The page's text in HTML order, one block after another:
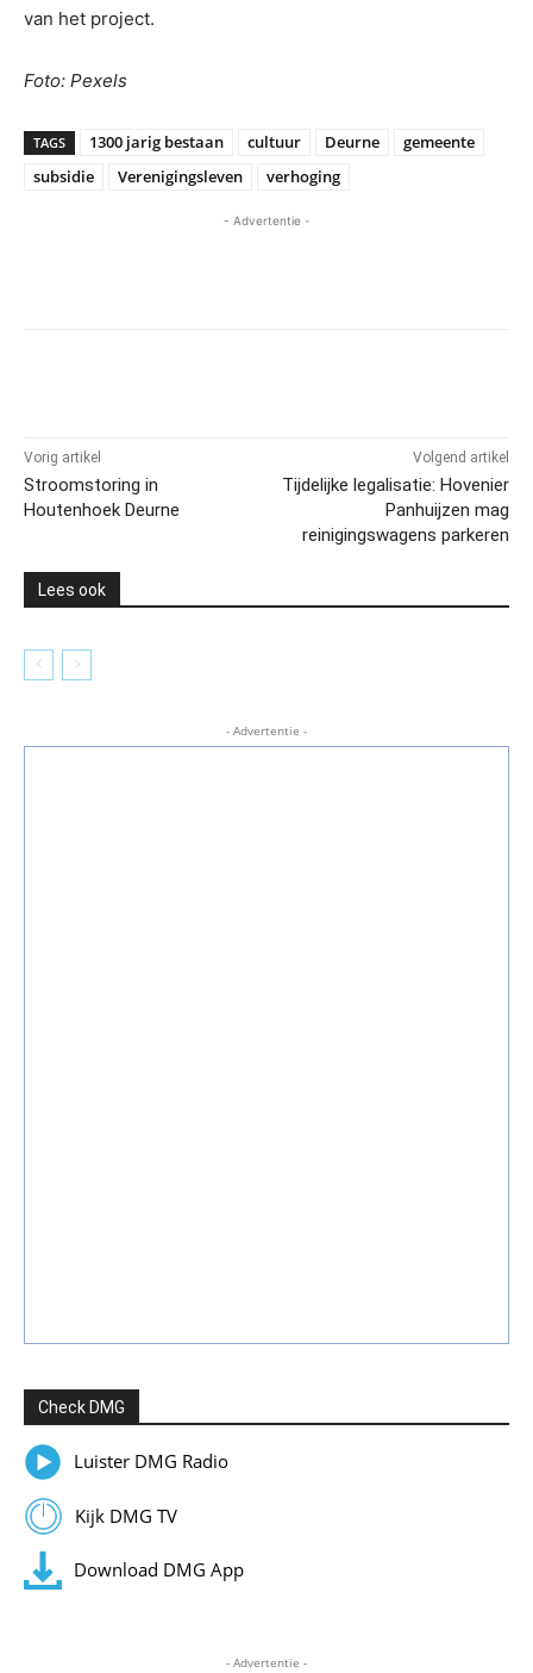
van het project.
Foto: Pexels
TAGS 1300 jarig bestaan cultuur Deurne
gemeente
subsidie
Verenigingsleven verhoging
- Advertentie -
Vorig artikel
Stroomstoring in
Houtenhoek Deurne
Volgend artikel
Tijdelijke legalisatie: Hovenier
Panhuijzen mag
reinigingswagens parkeren
Lees ook
- Advertentie -
Check DMG
Luister DMG Radio
Kijk DMG TV
Download DMG App
- Advertentie -